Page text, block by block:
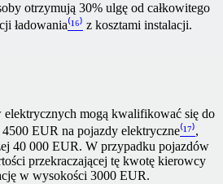
otrzymują 30% ulgę od całkowitego
ładowania⁽¹⁶⁾ z kosztami instalacji.
mogą kwalifikować się do
EUR na pojazdy elektryczne⁽¹⁷⁾,
40 000 EUR. W przypadku pojazdów
przekraczającej tę kwotę kierowcy
w wysokości 3000 EUR.